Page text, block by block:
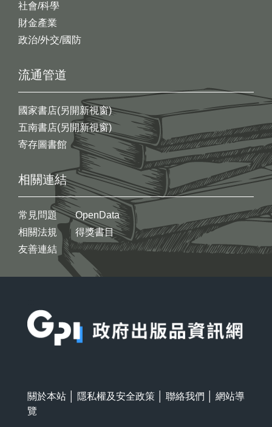
社會/科學
財金產業
政治/外交/國防
流通管道
國家書店(另開新視窗)
五南書店(另開新視窗)
寄存圖書館
相關連結
常見問題
相關法規
友善連結
OpenData
得獎書目
關於本站 隱私權及安全政策 聯絡我們
網站導
覽